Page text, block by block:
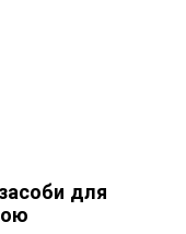
для